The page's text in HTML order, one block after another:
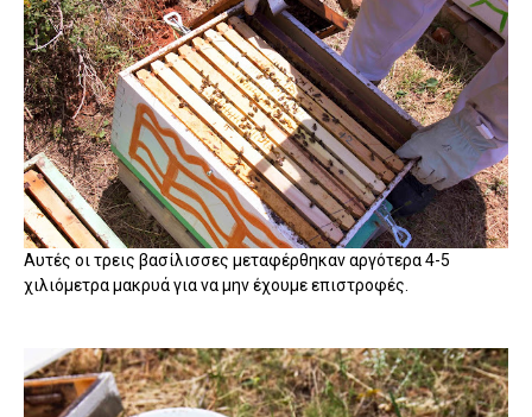
Αυτές οι τρεις βασίλισσες μεταφέρθηκαν αργότερα 4-5
χιλιόμετρα μακρυά για να μην έχουμε επιστροφές.